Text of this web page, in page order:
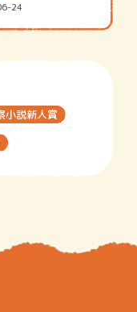
24
小説新人賞